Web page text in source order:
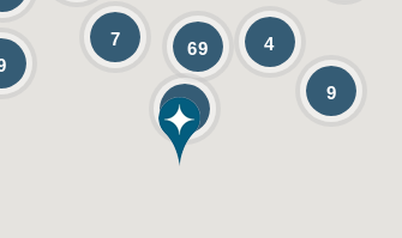
69
7
9
10
4